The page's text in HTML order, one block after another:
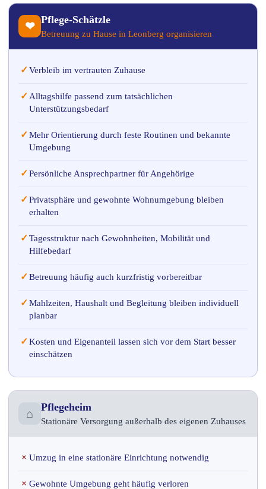
❤
Pflege-Schätzle
Betreuung zu Hause in Leonberg organisieren
✓Verbleib im vertrauten Zuhause
✓ Alltagshilfe passend zum tatsächlichen
Unterstützungsbedarf
✓Mehr Orientierung durch feste Routinen und bekannte
Umgebung
✓Persönliche Ansprechpartner für Angehörige
✓Privatsphäre und gewohnte Wohnumgebung bleiben
erhalten
✓Tagesstruktur nach Gewohnheiten, Mobilität und
Hilfebedarf
✓Betreuung häufig auch kurzfristig vorbereitbar
✓Mahlzeiten, Haushalt und Begleitung bleiben individuell
planbar
✓Kosten und Eigenanteil lassen sich vor dem Start besser
einschätzen
⌂
Pflegeheim
Stationäre Versorgung außerhalb des eigenen Zuhauses
× Umzug in eine stationäre Einrichtung notwendig
× Gewohnte Umgebung geht häufig verloren